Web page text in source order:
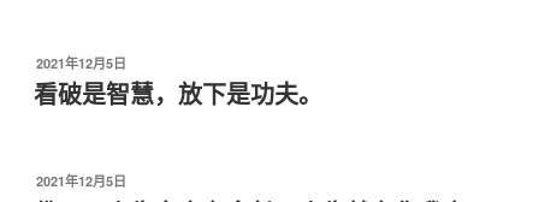
发
布
于
2021年12月5日
看破是智慧，放下是功夫。
发
2021年12月5日